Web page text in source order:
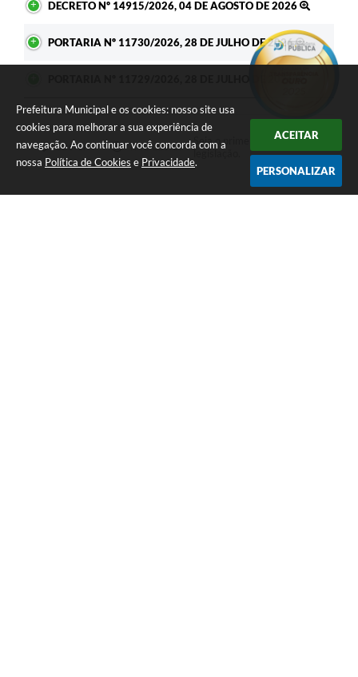
Prefeitura Municipal e os cookies: nosso site usa
cookies para melhorar a sua experiência de
navegação. Ao continuar você concorda com a
nossa Política de Cookies e Privacidade.
ACEITAR
PERSONALIZAR
DECRETO Nº 14915/2026, 04 DE AGOSTO DE 2026
PORTARIA Nº 11730/2026, 28 DE JULHO DE 2026
GOSTEI NÃO GOSTEI
Seja o primeiro a curtir esta